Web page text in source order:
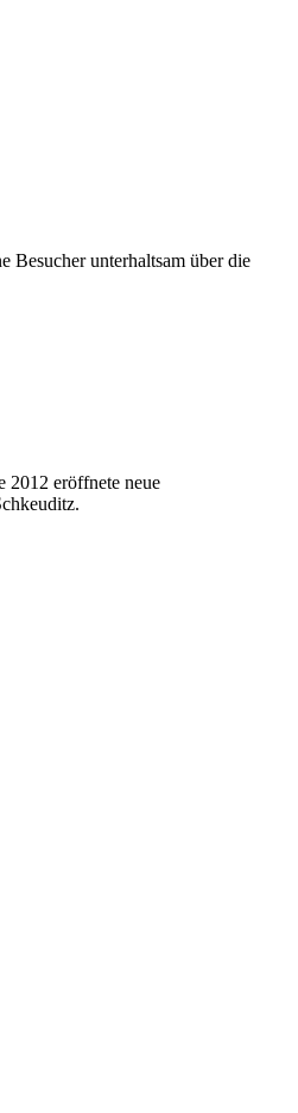
Besucher unterhaltsam über die
2012 eröffnete neue